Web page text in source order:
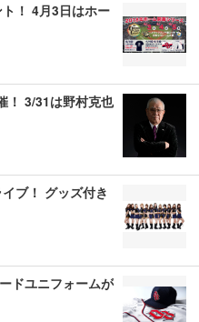
！ 4月3日はホー
！ 3/31は野村克也
ブ！ グッズ付き
ドユニフォームが